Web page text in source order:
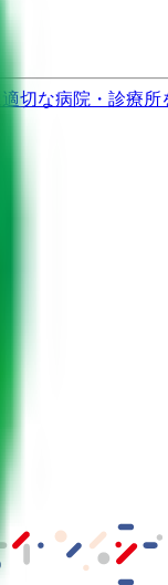
切な病院・診療所